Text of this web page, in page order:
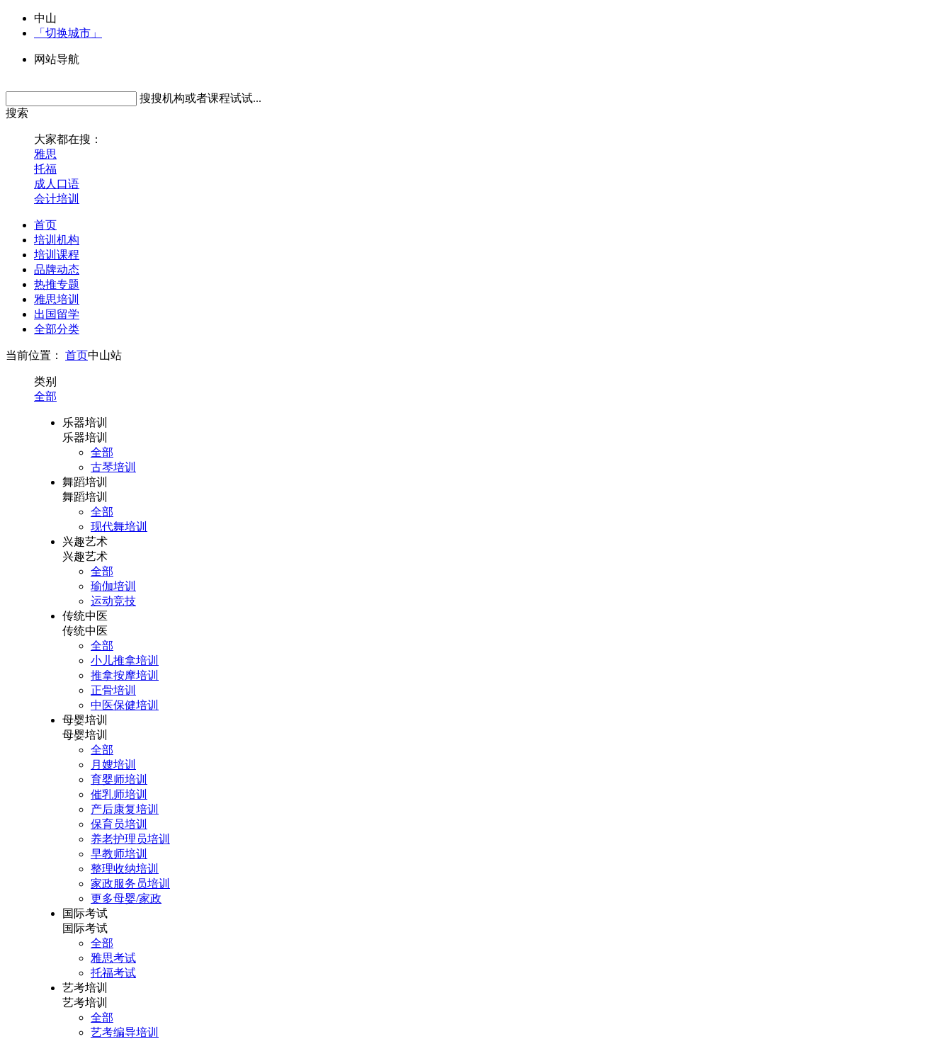
中山
「切换城市」
网站导航
搜搜机构或者课程试试...
搜索
大家都在搜：
雅思
托福
成人口语
会计培训
首页
培训机构
培训课程
品牌动态
热推专题
雅思培训
出国留学
全部分类
当前位置： 首页中山站
类别
全部
乐器培训
乐器培训
全部
古琴培训
舞蹈培训
舞蹈培训
全部
现代舞培训
兴趣艺术
兴趣艺术
全部
瑜伽培训
运动竞技
传统中医
传统中医
全部
小儿推拿培训
推拿按摩培训
正骨培训
中医保健培训
母婴培训
母婴培训
全部
月嫂培训
育婴师培训
催乳师培训
产后康复培训
保育员培训
养老护理员培训
早教师培训
整理收纳培训
家政服务员培训
更多母婴/家政
国际考试
国际考试
全部
雅思考试
托福考试
艺考培训
艺考培训
全部
艺考编导培训